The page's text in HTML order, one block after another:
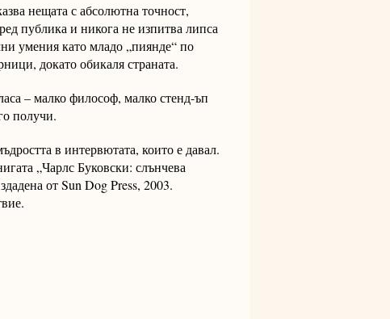
нещата с абсолютна точност,
публика и никога не изпитва липса
умения като младо „пиянде“ по
докато обикаля страната.
– малко философ, малко стенд-ъп
получи.
в интервютата, които е давал.
„Чарлс Буковски: слънчева
от Sun Dog Press, 2003.